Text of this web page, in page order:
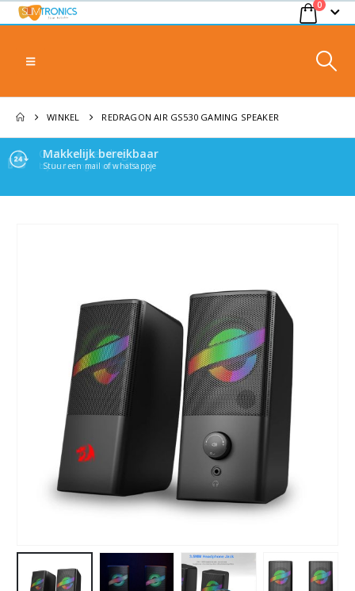
0
WINKEL REDRAGON AIR GS530 GAMING SPEAKER
Gratis verzending
bij bestellingen vanaf €70,-
Makkelijk bereikbaar
Stuur een mail of whatsappje